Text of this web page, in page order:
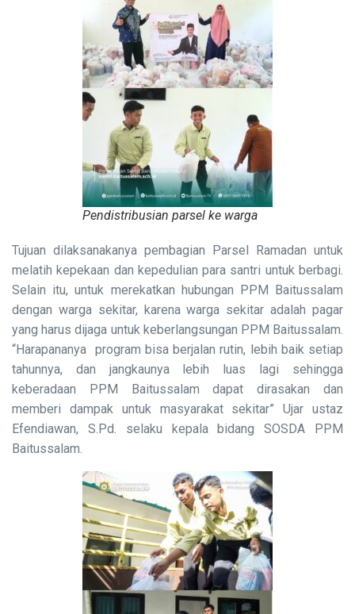
Pendistribusian parsel ke warga
Tujuan dilaksanakanya pembagian Parsel Ramadan untuk
melatih kepekaan dan kepedulian para santri untuk berbagi.
Selain itu, untuk merekatkan hubungan PPM Baitussalam
dengan warga sekitar, karena warga sekitar adalah pagar
yang harus dijaga untuk keberlangsungan PPM Baitussalam.
“Harapananya program bisa berjalan rutin, lebih baik setiap
tahunnya, dan jangkaunya lebih luas lagi sehingga
keberadaan PPM Baitussalam dapat dirasakan dan
memberi dampak untuk masyarakat sekitar” Ujar ustaz
Efendiawan, S.Pd. selaku kepala bidang SOSDA PPM
Baitussalam.